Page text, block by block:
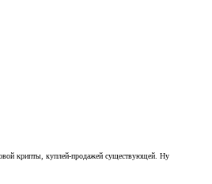
крипты, куплей-продажей существующей. Ну